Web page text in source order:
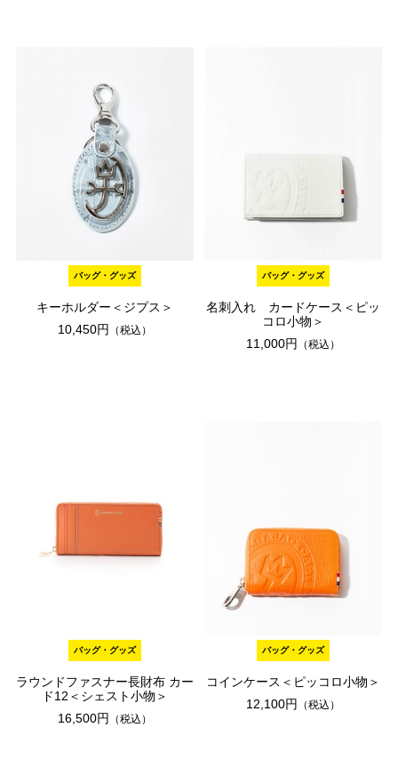
バッグ・グッズ
キーホルダー＜ジプス＞
10,450円
（税込）
バッグ・グッズ
名刺入れ カードケース＜ピッ
コロ小物＞
11,000円
（税込）
バッグ・グッズ
ラウンドファスナー長財布 カー
ド12＜シェスト小物＞
16,500円
（税込）
バッグ・グッズ
コインケース＜ピッコロ小物＞
12,100円
（税込）